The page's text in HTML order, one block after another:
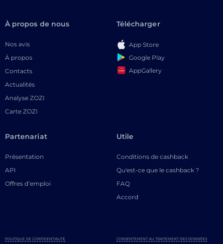
À propos de nous
Nos avis
À propos
Contacts
Actualités
Analyse ZOZI
Carte ZOZI
Télécharger
App Store
Google Play
AppGallery
Partenariat
Présentation
API
Offres d’emploi
Utile
Conditions de cashback
Qu'est-ce que le cashback ?
FAQ
Accord
POLITIQUE DE CONFIDENTIALITÉ CONSENTEMENT AU TRAITEMENT DES DONNÉES